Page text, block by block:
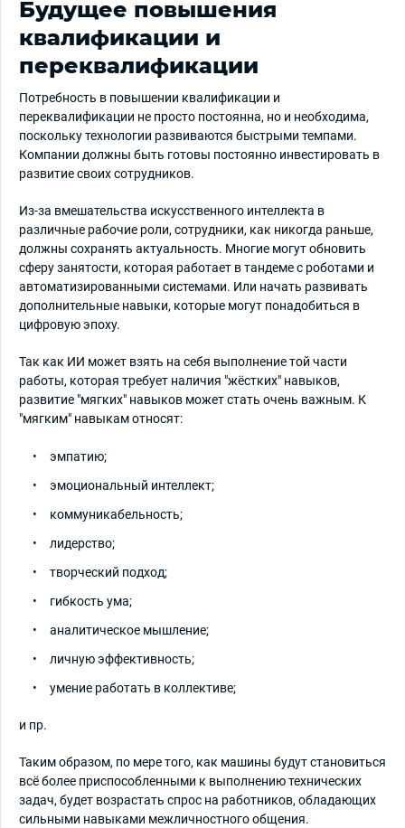
Будущее повышения
квалификации и
переквалификации
Потребность в повышении квалификации и
переквалификации не просто постоянна, но и необходима,
поскольку технологии развиваются быстрыми темпами.
Компании должны быть готовы постоянно инвестировать в
развитие своих сотрудников.
Из-за вмешательства искусственного интеллекта в
различные рабочие роли, сотрудники, как никогда раньше,
должны сохранять актуальность. Многие могут обновить
сферу занятости, которая работает в тандеме с роботами и
автоматизированными системами. Или начать развивать
дополнительные навыки, которые могут понадобиться в
цифровую эпоху.
Так как ИИ может взять на себя выполнение той части
работы, которая требует наличия "жёстких" навыков,
развитие "мягких" навыков может стать очень важным. К
"мягким" навыкам относят:
эмпатию;
эмоциональный интеллект;
коммуникабельность;
лидерство;
творческий подход;
гибкость ума;
аналитическое мышление;
личную эффективность;
умение работать в коллективе;
и пр.
Таким образом, по мере того, как машины будут становиться
всё более приспособленными к выполнению технических
задач, будет возрастать спрос на работников, обладающих
сильными навыками межличностного общения.